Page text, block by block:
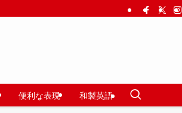
便利な表現 和製英語